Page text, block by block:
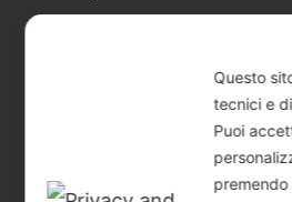
Libretto Eventi – estate
Questo
tecnici e
Puoi